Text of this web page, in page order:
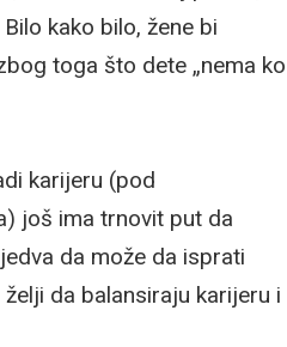
kako bilo, žene bi
toga što dete „nema ko
karijeru (pod
još ima trnovit put da
da može da isprati
da balansiraju karijeru i